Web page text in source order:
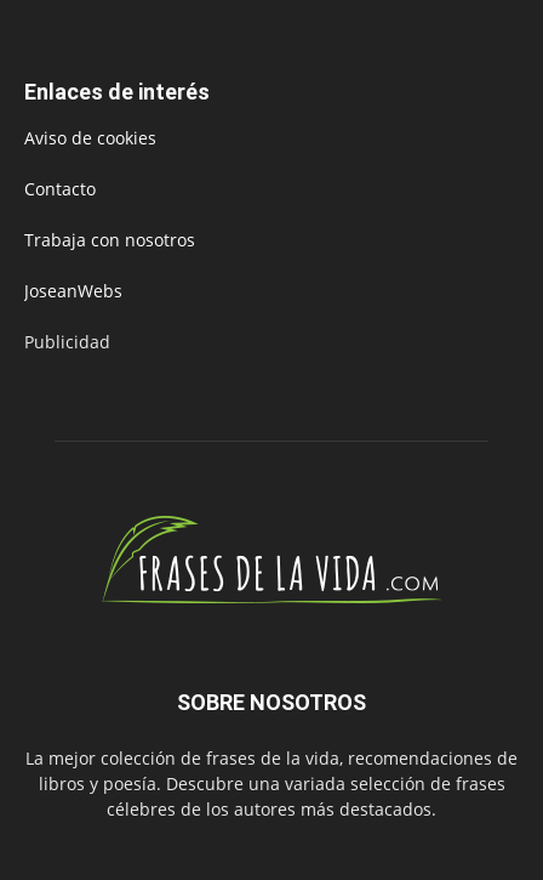
Enlaces de interés
Aviso de cookies
Contacto
Trabaja con nosotros
JoseanWebs
Publicidad
SOBRE NOSOTROS
La mejor colección de frases de la vida, recomendaciones de
libros y poesía. Descubre una variada selección de frases
célebres de los autores más destacados.